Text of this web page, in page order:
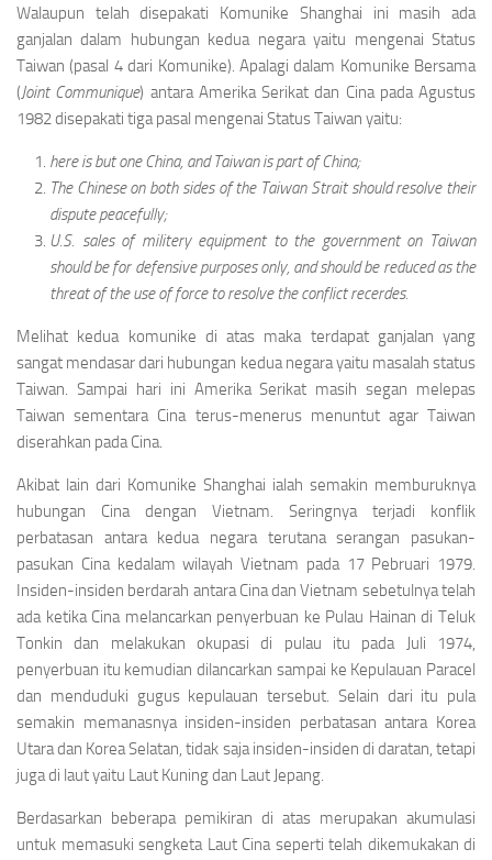
Walaupun telah disepakati Komunike Shanghai ini masih ada
ganjalan dalam hubungan kedua negara yaitu mengenai Status
Taiwan (pasal 4 dari Komu­nike). Apalagi dalam Komunike Bersama
(Joint Communique) antara Amerika Serikat dan Cina pada Agustus
1982 disepakati tiga pasal mengenai Sta­tus Taiwan yaitu:
here is but one China, and Taiwan is part of China;
The Chinese on both sides of the Taiwan Stra­it should resolve their
dispute peacefully;
U.S. sales of militery equipment to the government on Taiwan
should be for defensive purpo­ses only, and should be reduced as the
threat of the use of force to resolve the conflict recerdes.
Melihat kedua komunike di atas maka terdapat gan­jalan yang
sangat mendasar dari hubungan kedua negara yaitu masalah status
Taiwan. Sampai hari ini Amerika Serikat masih segan melepas
Taiwan sementara Cina terus-menerus menuntut agar Tai­wan
diserahkan pada Cina.
Akibat lain dari Komunike Shanghai ialah semakin memburuknya
hubungan Cina dengan Vietnam. Seringnya terjadi konflik
perbatasan antara ke­dua negara terutana serangan pasukan-
pasukan Cina kedalam wilayah Vietnam pada 17 Pebruari 1979.
Insiden-insiden berdarah antara Cina dan Vietnam sebetulnya telah
ada ketika Cina melan­carkan penyerbuan ke Pulau Hainan di Teluk
Ton­kin dan melakukan okupasi di pulau itu pada Juli 1974,
penyerbuan itu kemudian dilancarkan sampai ke Kepulauan Paracel
dan menduduki gugus kepulauan tersebut. Selain dari itu pula
semakin memanasnya insiden-insiden perbatasan anta­ra Korea
Utara dan Korea Selatan, tidak saja insiden-insiden di daratan, tetapi
juga di laut yaitu Laut Kuning dan Laut Jepang.
Berdasarkan beberapa pemikiran di atas meru­pakan akumulasi
untuk memasuki sengketa Laut Cina seperti telah dikemukakan di